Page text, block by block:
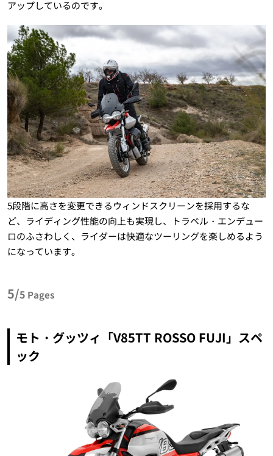
アップしているのです。
5段階に高さを変更できるウィンドスクリーンを採用するな
ど、ライディング性能の向上も実現し、トラベル・エンデュー
ロのふさわしく、ライダーは快適なツーリングを楽しめるよう
になっています。
5/5 Pages
モト・グッツィ「V85TT ROSSO FUJI」スペ
ック